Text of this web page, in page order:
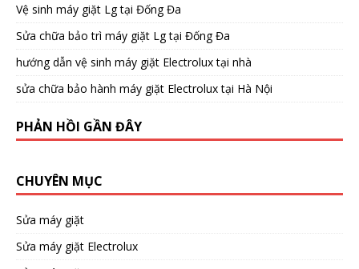
Vệ sinh máy giặt Lg tại Đống Đa
Sửa chữa bảo trì máy giặt Lg tại Đống Đa
hướng dẫn vệ sinh máy giặt Electrolux tại nhà
sửa chữa bảo hành máy giặt Electrolux tại Hà Nội
PHẢN HỒI GẦN ĐÂY
CHUYÊN MỤC
Sửa máy giặt
Sửa máy giặt Electrolux